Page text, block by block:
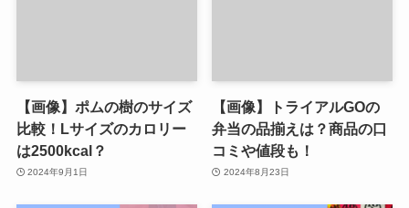
【画像】ポムの樹のサイズ
比較！Lサイズのカロリー
は2500kcal？
2024年9月1日
【画像】トライアルGOの
弁当の品揃えは？商品の口
コミや値段も！
2024年8月23日